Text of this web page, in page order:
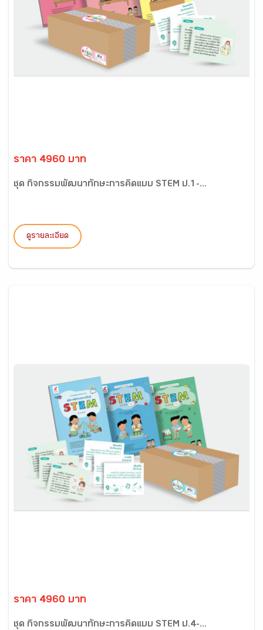
ราคา 4960 บาท
ชุด กิจกรรมพัฒนาทักษะการคิดแบบ STEM ป.1-...
ดูรายละเอียด
ราคา 4960 บาท
ชุด กิจกรรมพัฒนาทักษะการคิดแบบ STEM ป.4-...